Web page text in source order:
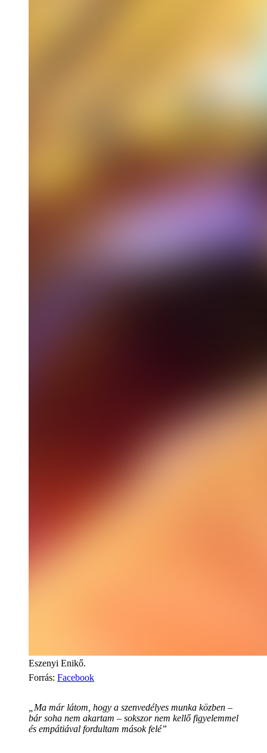
Eszenyi Enikő.
Forrás: Facebook
„Ma már látom, hogy a szenvedélyes munka közben –
bár soha nem akartam – sokszor nem kellő figyelemmel
és empátiával fordultam mások felé”